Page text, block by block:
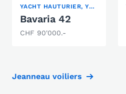
YACHT HAUTURIER, YACHT À VOILE
Bavaria 42
CHF 90'000.-
Jeanneau voiliers